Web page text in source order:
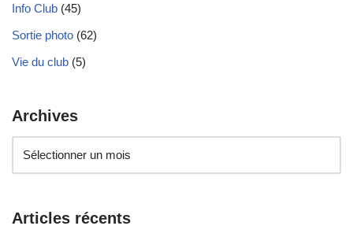
Info Club (45)
Sortie photo (62)
Vie du club (5)
Archives
Articles récents